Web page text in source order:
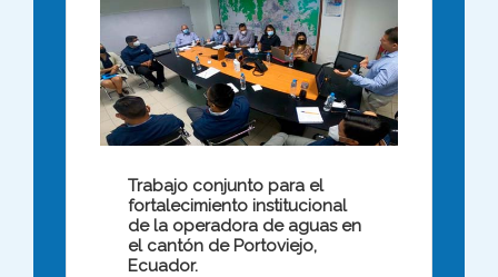
Trabajo conjunto para el
fortalecimiento institucional
de la operadora de aguas en
el cantón de Portoviejo,
Ecuador.